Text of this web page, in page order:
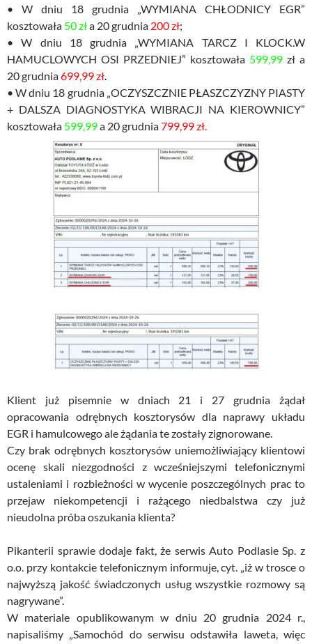
• W dniu 18 grudnia „WYMIANA CHŁODNICY EGR”
kosztowała 50 zła 20 grudnia 200 zł;
• W dniu 18 grudnia „WYMIANA TARCZ I KLOCK.W
HAMUCLOWYCH OSI PRZEDNIEJ” kosztowała 599,99 zł a
20 grudnia699,99 zł.
• W dniu 18 grudnia „OCZYSZCZNIE PŁASZCZYZNY PIASTY
+ DALSZA DIAGNOSTYKA WIBRACJI NA KIEROWNICY”
kosztowała 599,99a 20 grudnia799,99 zł.
Klient już pisemnie w dniach 21 i 27 grudnia żądał
opracowania odrębnych kosztorysów dla naprawy układu
EGR i hamulcowego ale żądania te zostały zignorowane.
Czy brak odrębnych kosztorysów uniemożliwiający klientowi
ocenę skali niezgodności z wcześniejszymi telefonicznymi
ustaleniami i rozbieżności w wycenie poszczególnych prac to
przejaw niekompetencji i rażącego niedbalstwa czy już
nieudolna próba oszukania klienta?
Pikanterii sprawie dodaje fakt, że serwis Auto Podlasie Sp. z
o.o. przy kontakcie telefonicznym informuje, cyt. „iż w trosce o
najwyższą jakość świadczonych usług wszystkie rozmowy są
nagrywane”.
W materiale opublikowanym w dniu 20 grudnia 2024 r.,
napisaliśmy „Samochód do serwisu odstawiła laweta, więc